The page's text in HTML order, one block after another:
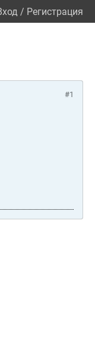
/ Регистрация
#1